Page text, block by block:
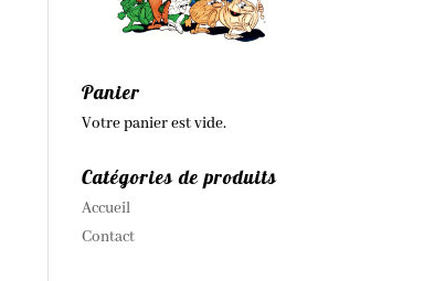
Panier
Votre panier est vide.
Catégories de produits
Accueil
Contact